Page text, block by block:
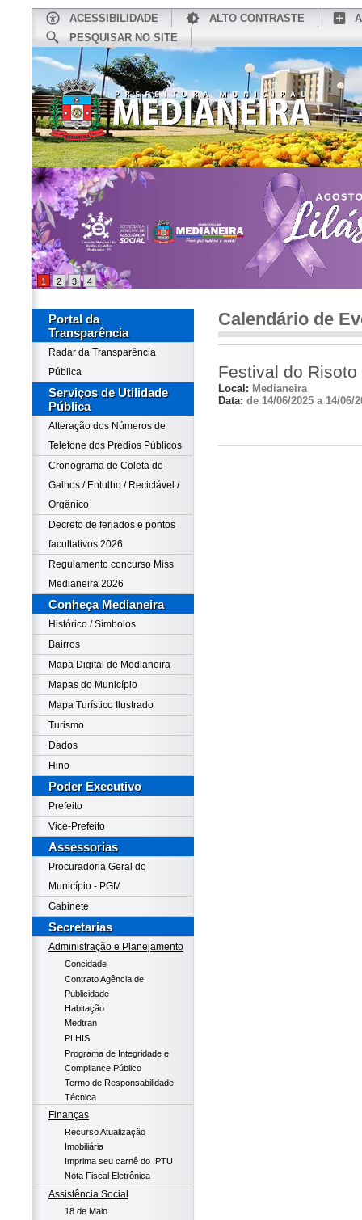
ACESSIBILIDADE ALTO CONTRASTE
PESQUISAR NO SITE
CONHEÇA MEDIANEIRA
1 2 3 4
Portal da
Transparência
Radar da Transparência
Pública
Serviços de Utilidade
Pública
Alteração dos Números de
Telefone dos Prédios Públicos
Cronograma de Coleta de
Galhos / Entulho / Reciclável /
Orgânico
Decreto de feriados e pontos
facultativos 2026
Regulamento concurso Miss
Medianeira 2026
Conheça Medianeira
Histórico / Símbolos
Bairros
Mapa Digital de Medianeira
Mapas do Município
Mapa Turístico Ilustrado
Turismo
Dados
Hino
Poder Executivo
Prefeito
Vice-Prefeito
Assessorias
Procuradoria Geral do
Município - PGM
Gabinete
Secretarias
Administração e Planejamento
Concidade
Contrato Agência de
Publicidade
Habitação
Medtran
PLHIS
Programa de Integridade e
Compliance Público
Termo de Responsabilidade
Técnica
Finanças
Recurso Atualização
Imobiliária
Imprima seu carnê do IPTU
Nota Fiscal Eletrônica
Assistência Social
18 de Maio
Calendário de
Festival do Risoto
Local: Medianeira
Data: de 14/06/2025 a 14/06/